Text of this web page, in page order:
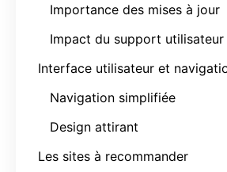
Importance des mises à jour
Impact du support utilisateur
Interface utilisateur et
Navigation simplifiée
Design attirant
Les sites à recommander